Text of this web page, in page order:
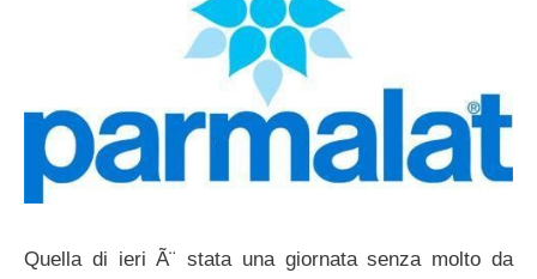
Quella di ieri Ã¨ stata una giornata senza molto da